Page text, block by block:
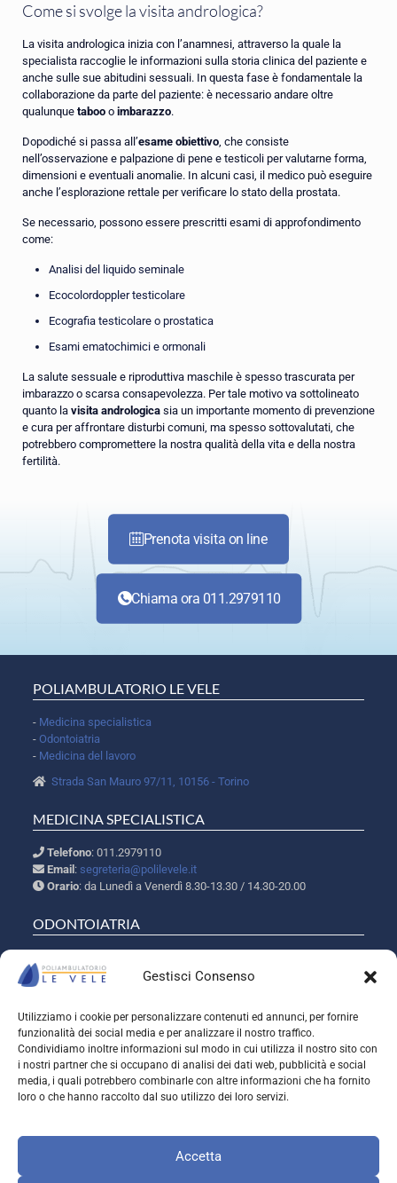
Gestisci Consenso
Utilizziamo i cookie per personalizzare contenuti ed annunci, per fornire
funzionalità dei social media e per analizzare il nostro traffico.
Condividiamo inoltre informazioni sul modo in cui utilizza il nostro sito con
i nostri partner che si occupano di analisi dei dati web, pubblicità e social
media, i quali potrebbero combinarle con altre informazioni che ha fornito
loro o che hanno raccolto dal suo utilizzo dei loro servizi.
Accetta
Come si svolge la visita andrologica?
La visita andrologica inizia con l’anamnesi, attraverso la quale la
specialista raccoglie le informazioni sulla storia clinica del paziente e
anche sulle sue abitudini sessuali. In questa fase è fondamentale la
collaborazione da parte del paziente: è necessario andare oltre
qualunque taboo o imbarazzo.
Dopodiché si passa all’esame obiettivo, che consiste
nell’osservazione e palpazione di pene e testicoli per valutarne forma,
dimensioni e eventuali anomalie. In alcuni casi, il medico può eseguire
anche l’esplorazione rettale per verificare lo stato della prostata.
Se necessario, possono essere prescritti esami di approfondimento
come:
Analisi del liquido seminale
Ecocolordoppler testicolare
Ecografia testicolare o prostatica
Esami ematochimici e ormonali
La salute sessuale e riproduttiva maschile è spesso trascurata per
imbarazzo o scarsa consapevolezza. Per tale motivo va sottolineato
quanto la visita andrologica sia un importante momento di prevenzione
e cura per affrontare disturbi comuni, ma spesso sottovalutati, che
potrebbero compromettere la nostra qualità della vita e della nostra
fertilità.
Prenota visita on line
Chiama ora 011.2979110
POLIAMBULATORIO LE VELE
- Medicina specialistica
- Odontoiatria
- Medicina del lavoro
Strada San Mauro 97/11, 10156 - Torino
MEDICINA SPECIALISTICA
Telefono: 011.2979110
Email : segreteria@polilevele.it
Orario: da Lunedì a Venerdì 8.30-13.30 / 14.30-20.00
ODONTOIATRIA
Email:segreteria.odt@polilevele.it
SEGUICI SUI SOCIAL
Instagram
Facebook
X
riservati - P. IVA 08609020014 | CCIAA Torino n. 986259 - Cap. Soc.